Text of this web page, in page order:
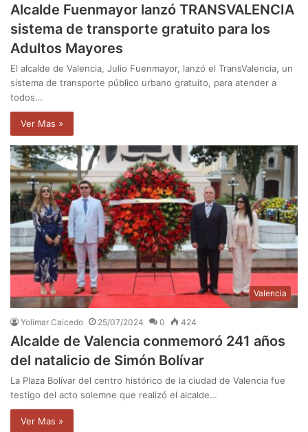
Alcalde Fuenmayor lanzó TRANSVALENCIA
sistema de transporte gratuito para los
Adultos Mayores
El alcalde de Valencia, Julio Fuenmayor, lanzó el TransValencia, un
sistema de transporte público urbano gratuito, para atender a
todos…
Ver Mas »
Valencia
Yolimar Caicedo 25/07/2024 0 424
Alcalde de Valencia conmemoró 241 años
del natalicio de Simón Bolívar
La Plaza Bolívar del centro histórico de la ciudad de Valencia fue
testigo del acto solemne que realizó el alcalde…
Ver Mas »